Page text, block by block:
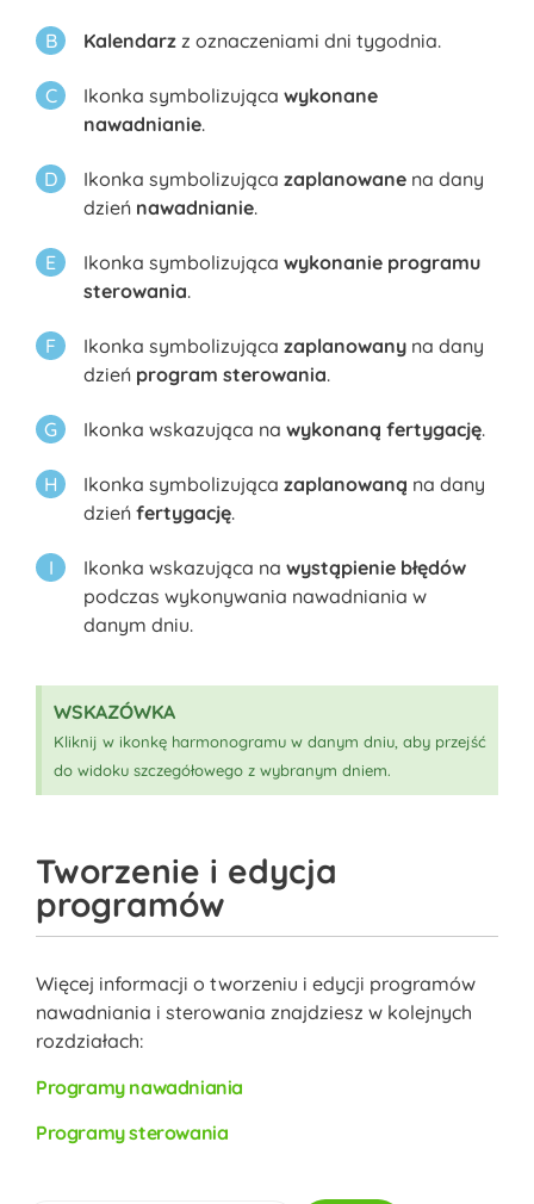
Kalendarz z oznaczeniami dni tygodnia.
Ikonka symbolizująca wykonane
nawadnianie.
Ikonka symbolizująca zaplanowane na dany
dzień nawadnianie.
Ikonka symbolizująca wykonanie programu
sterowania.
Ikonka symbolizująca zaplanowany na dany
dzień program sterowania.
Ikonka wskazująca na wykonaną fertygację.
Ikonka symbolizująca zaplanowaną na dany
dzień fertygację.
Ikonka wskazująca na wystąpienie błędów
podczas wykonywania nawadniania w
danym dniu.
WSKAZÓWKA
Kliknij w ikonkę harmonogramu w danym dniu, aby przejść
do widoku szczegółowego z wybranym dniem.
Tworzenie i edycja
programów
Więcej informacji o tworzeniu i edycji programów
nawadniania i sterowania znajdziesz w kolejnych
rozdziałach:
Programy nawadniania
Programy sterowania